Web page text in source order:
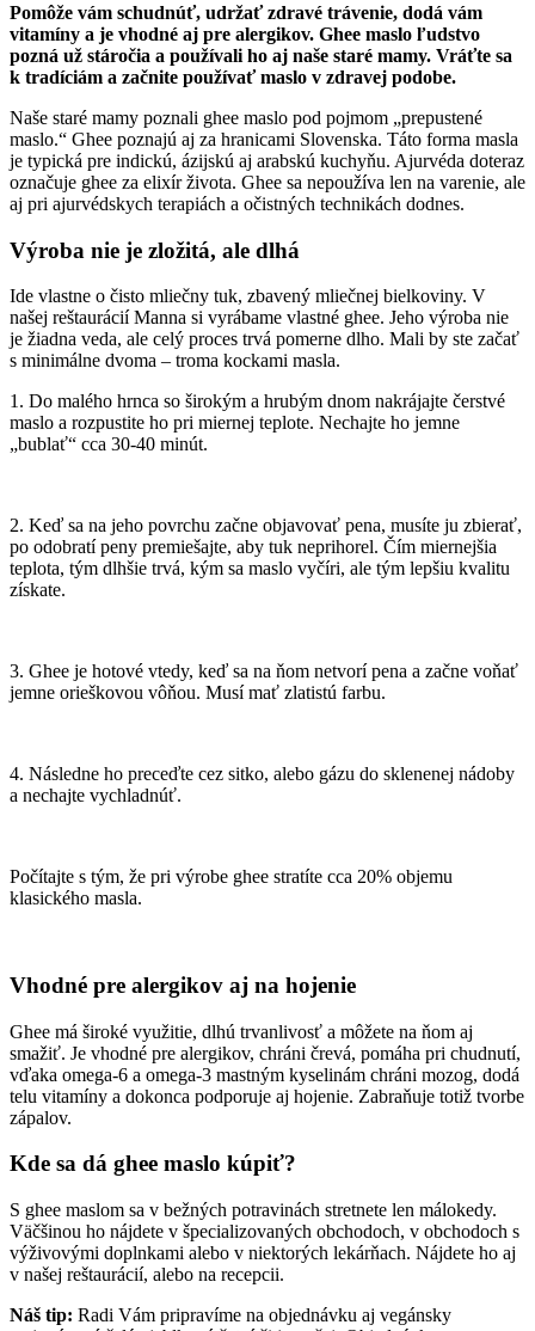
Pomôže vám schudnúť, udržať zdravé trávenie, dodá vám
vitamíny a je vhodné aj pre alergikov. Ghee maslo ľudstvo
pozná už stáročia a používali ho aj naše staré mamy. Vráťte sa
k tradíciám a začnite používať maslo v zdravej podobe.
Naše staré mamy poznali ghee maslo pod pojmom „prepustené
maslo.“ Ghee poznajú aj za hranicami Slovenska. Táto forma masla
je typická pre indickú, ázijskú aj arabskú kuchyňu. Ajurvéda doteraz
označuje ghee za elixír života. Ghee sa nepoužíva len na varenie, ale
aj pri ajurvédskych terapiách a očistných technikách dodnes.
Výroba nie je zložitá, ale dlhá
Ide vlastne o čisto mliečny tuk, zbavený mliečnej bielkoviny. V
našej reštaurácií Manna si vyrábame vlastné ghee. Jeho výroba nie
je žiadna veda, ale celý proces trvá pomerne dlho. Mali by ste začať
s minimálne dvoma – troma kockami masla.
1. Do malého hrnca so širokým a hrubým dnom nakrájajte čerstvé
maslo a rozpustite ho pri miernej teplote. Nechajte ho jemne
„bublať“ cca 30-40 minút.
2. Keď sa na jeho povrchu začne objavovať pena, musíte ju zbierať,
po odobratí peny premiešajte, aby tuk neprihorel. Čím miernejšia
teplota, tým dlhšie trvá, kým sa maslo vyčíri, ale tým lepšiu kvalitu
získate.
3. Ghee je hotové vtedy, keď sa na ňom netvorí pena a začne voňať
jemne orieškovou vôňou. Musí mať zlatistú farbu.
4. Následne ho preceďte cez sitko, alebo gázu do sklenenej nádoby
a nechajte vychladnúť.
Počítajte s tým, že pri výrobe ghee stratíte cca 20% objemu
klasického masla.
Vhodné pre alergikov aj na hojenie
Ghee má široké využitie, dlhú trvanlivosť a môžete na ňom aj
smažiť. Je vhodné pre alergikov, chráni črevá, pomáha pri chudnutí,
vďaka omega-6 a omega-3 mastným kyselinám chráni mozog, dodá
telu vitamíny a dokonca podporuje aj hojenie. Zabraňuje totiž tvorbe
zápalov.
Kde sa dá ghee maslo kúpiť?
S ghee maslom sa v bežných potravinách stretnete len málokedy.
Väčšinou ho nájdete v špecializovaných obchodoch, v obchodoch s
výživovými doplnkami alebo v niektorých lekárňach. Nájdete ho aj
v našej reštaurácií, alebo na recepcii.
Náš tip: Radi Vám pripravíme na objednávku aj vegánsky